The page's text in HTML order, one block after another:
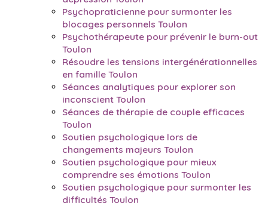
Psychopraticienne pour surmonter les
blocages personnels Toulon
Psychothérapeute pour prévenir le burn-out
Toulon
Résoudre les tensions intergénérationnelles
en famille Toulon
Séances analytiques pour explorer son
inconscient Toulon
Séances de thérapie de couple efficaces
Toulon
Soutien psychologique lors de
changements majeurs Toulon
Soutien psychologique pour mieux
comprendre ses émotions Toulon
Soutien psychologique pour surmonter les
difficultés Toulon